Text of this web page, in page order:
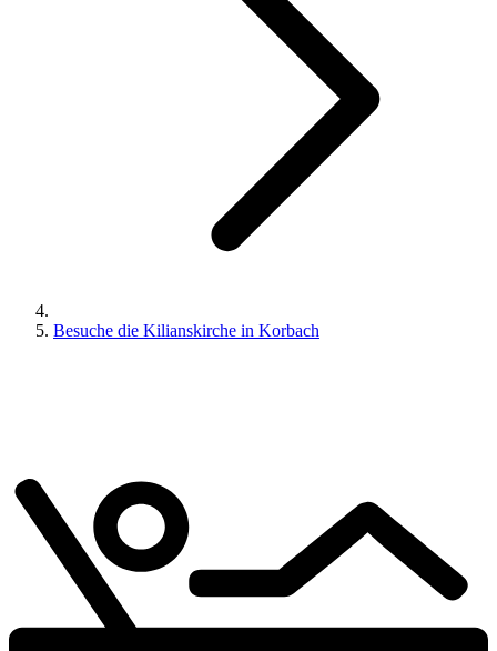
Besuche die Kilianskirche in Korbach